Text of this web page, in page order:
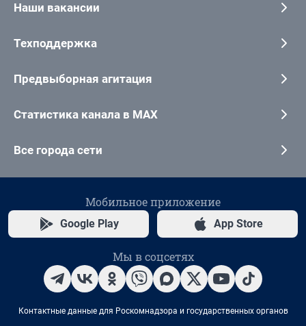
Наши вакансии
Техподдержка
Предвыборная агитация
Статистика канала в MAX
Все города сети
Мобильное приложение
Google Play App Store
Мы в соцсетях
Контактные данные для Роскомнадзора и государственных органов